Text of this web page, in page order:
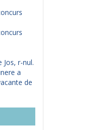
Jos, r-nul.
a
de